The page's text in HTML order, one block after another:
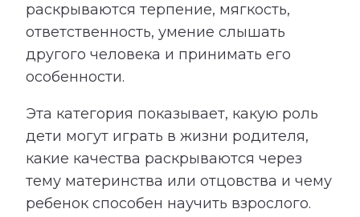
раскрываются терпение, мягкость,
ответственность, умение слышать
другого человека и принимать его
особенности.
Эта категория показывает, какую роль
дети могут играть в жизни родителя,
какие качества раскрываются через
тему материнства или отцовства и чему
ребенок способен научить взрослого.